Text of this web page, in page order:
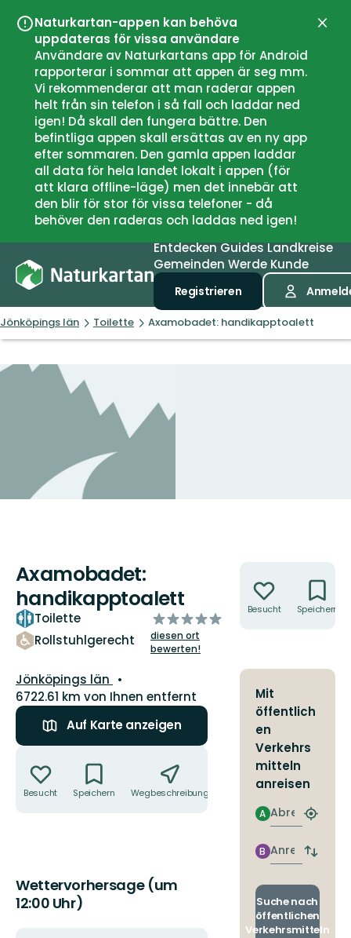
Naturkartan-appen kan behöva
uppdateras för vissa användare
Användare av Naturkartans app för Android
rapporterar i sommar att appen är seg mm.
Vi rekommenderar att man raderar appen
helt från sin telefon i så fall och laddar ned
igen! Då skall den fungera bättre. Den
befintliga appen skall ersättas av en ny app
efter sommaren. Den gamla appen laddar
all data för hela landet lokalt i appen (för
att klara offline-läge) men det innebär att
den blir för stor för vissa telefoner - då
behöver den raderas och laddas ned igen!
EntdeckenGuidesLandkreise
Gemeinden Werde Kunde
Registrieren
Jönköpings län Toilette Axamobadet: handikapptoalett
Axamobadet:
handikapptoalett
Toilette
Rollstuhlgerecht
von
5
Sternen
diesen ort
bewerten!
Landkreis:
Jönköpings län
6722.61 km von Ihnen entfernt
Auf Karte anzeigen
Besucht Speichern Wegbeschreibung
Wettervorhersage (um
12:00 Uhr)
Besucht Speichern
Mit
öffentlich
en
Verkehrs
mitteln
anreisen
Abreise
A
finden
Anreise
B
Suche nach
öffentlichen
Verkehrsmitteln